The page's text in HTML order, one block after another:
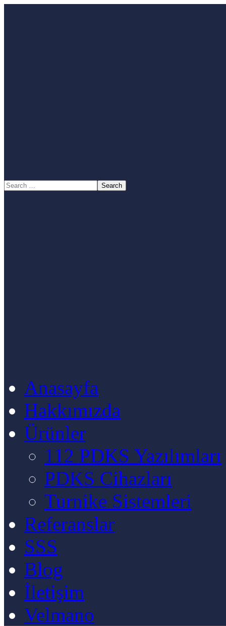
Anasayfa
Hakkımızda
Ürünler
112 PDKS Yazılımları
PDKS Cihazları
Turnike Sistemleri
Referanslar
SSS
Blog
İletişim
Velmano